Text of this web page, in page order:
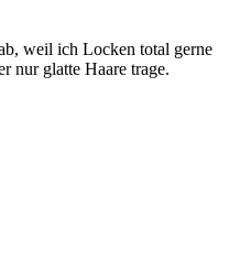
weil ich Locken total gerne
nur glatte Haare trage.